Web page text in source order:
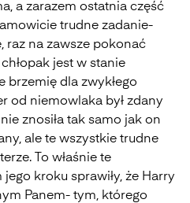
a zarazem ostatnia część
trudne zadanie-
raz na zawsze pokonać
jest w stanie
brzemię dla zwykłego
od niemowlaka był zdany
znosiła tak samo jak on
ale te wszystkie trudne
To właśnie te
kroku sprawiły, że Harry
Panem- tym, którego